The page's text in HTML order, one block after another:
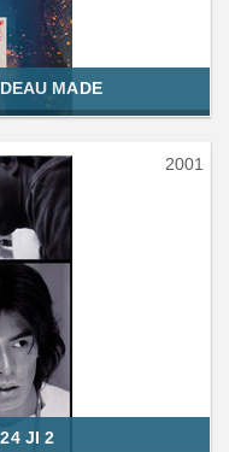
MADE
2001
JI 2